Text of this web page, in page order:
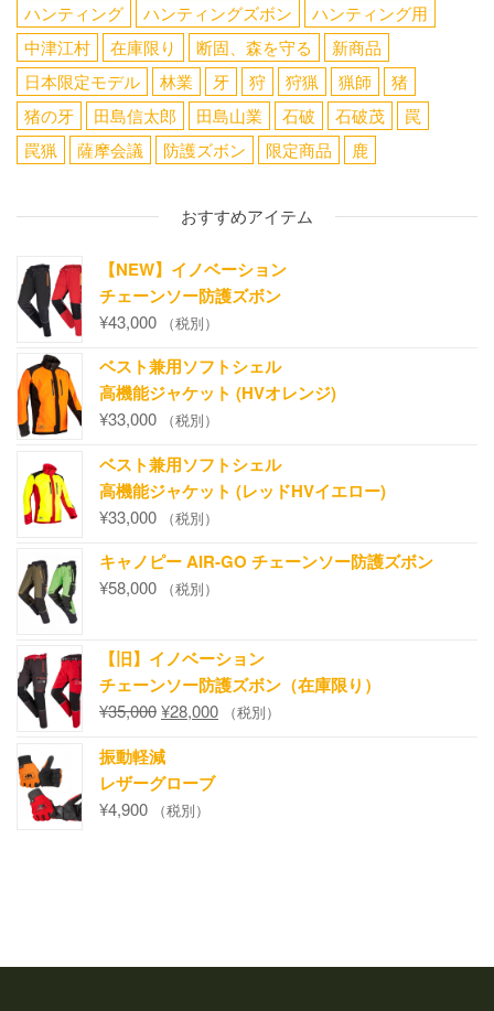
ハンティング
ハンティングズボン
ハンティング用
中津江村
在庫限り 断固、森を守る
新商品
日本限定モデル
林業 牙 狩 狩猟 猟師
猪
猪の牙
田島信太郎 田島山業 石破 石破茂
罠
罠猟
薩摩会議 防護ズボン 限定商品 鹿
おすすめアイテム
【NEW】イノベーション
チェーンソー防護ズボン
¥43,000 （税別）
ベスト兼用ソフトシェル
高機能ジャケット (HVオレンジ)
¥33,000 （税別）
ベスト兼用ソフトシェル
高機能ジャケット (レッドHVイエロー)
¥33,000 （税別）
キャノピー AIR-GO チェーンソー防護ズボン
¥58,000 （税別）
【旧】イノベーション
チェーンソー防護ズボン（在庫限り）
¥35,000¥28,000 （税別）
振動軽減
レザーグローブ
¥4,900 （税別）